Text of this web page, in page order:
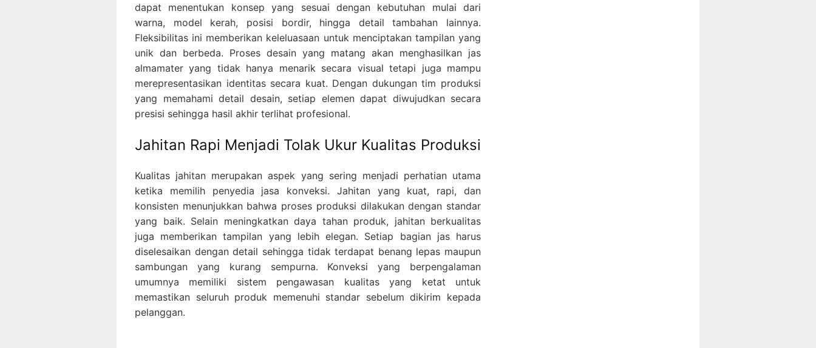
dapat menentukan konsep yang sesuai dengan kebutuhan mulai dari
warna, model kerah, posisi bordir, hingga detail tambahan lainnya.
Fleksibilitas ini memberikan keleluasaan untuk menciptakan tampilan yang
unik dan berbeda. Proses desain yang matang akan menghasilkan jas
almamater yang tidak hanya menarik secara visual tetapi juga mampu
merepresentasikan identitas secara kuat. Dengan dukungan tim produksi
yang memahami detail desain, setiap elemen dapat diwujudkan secara
presisi sehingga hasil akhir terlihat profesional.
Jahitan Rapi Menjadi Tolak Ukur Kualitas Produksi
Kualitas jahitan merupakan aspek yang sering menjadi perhatian utama
ketika memilih penyedia jasa konveksi. Jahitan yang kuat, rapi, dan
konsisten menunjukkan bahwa proses produksi dilakukan dengan standar
yang baik. Selain meningkatkan daya tahan produk, jahitan berkualitas
juga memberikan tampilan yang lebih elegan. Setiap bagian jas harus
diselesaikan dengan detail sehingga tidak terdapat benang lepas maupun
sambungan yang kurang sempurna. Konveksi yang berpengalaman
umumnya memiliki sistem pengawasan kualitas yang ketat untuk
memastikan seluruh produk memenuhi standar sebelum dikirim kepada
pelanggan.